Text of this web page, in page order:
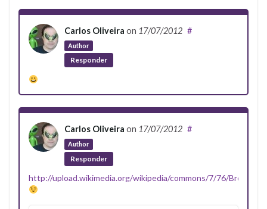
Carlos Oliveira on 17/07/2012
Author
#
Responder
Carlos Oliveira on 17/07/2012
Author
#
Responder
http://upload.wikimedia.org/wikipedia/commons/7/76/